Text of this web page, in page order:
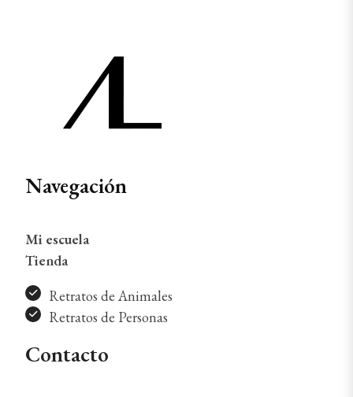
Navegación
Mi escuela
Tienda
Retratos de Animales
Retratos de Personas
Contacto